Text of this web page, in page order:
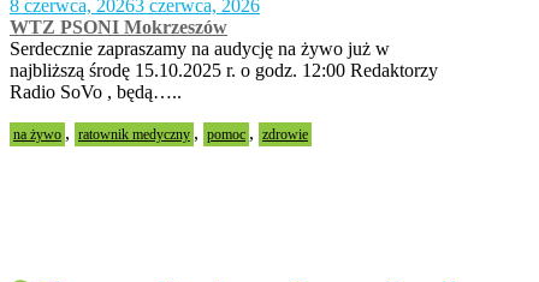
8 czerwca, 20263 czerwca, 2026
WTZ PSONI Mokrzeszów
Serdecznie zapraszamy na audycję na żywo już w
najbliższą środę 15.10.2025 r. o godz. 12:00 Redaktorzy
Radio SoVo , będą…..
na żywo , ratownik medyczny , pomoc , zdrowie